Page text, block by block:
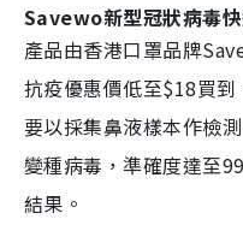
Savewo新型冠狀病毒
產品由香港口罩品牌
抗疫優惠價低至$18買
要以採集鼻液樣本作檢
變種病毒，準確度達至
結果。